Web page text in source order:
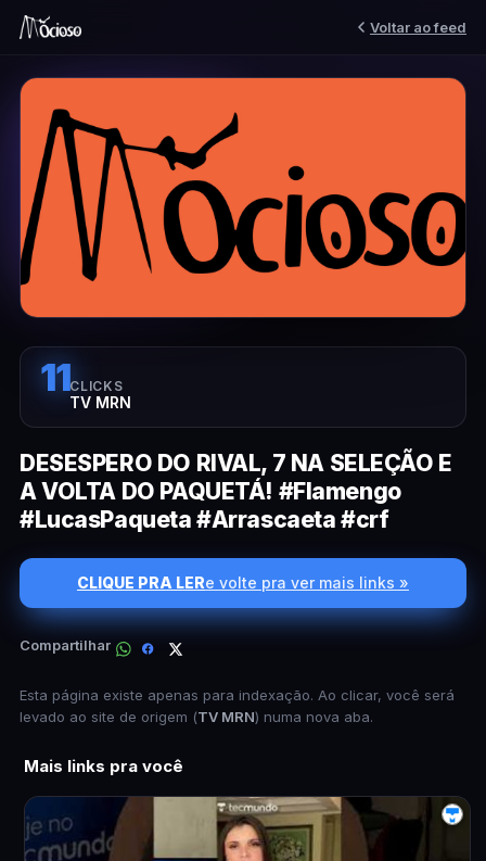
Voltar ao feed
11CLICKS
TV MRN
DESESPERO DO RIVAL, 7 NA SELEÇÃO E
A VOLTA DO PAQUETÁ! #Flamengo
#LucasPaqueta #Arrascaeta #crf
CLIQUE PRA LERe volte pra ver mais links »
Compartilhar
Esta página existe apenas para indexação. Ao clicar, você será
levado ao site de origem (TV MRN) numa nova aba.
Mais links pra você